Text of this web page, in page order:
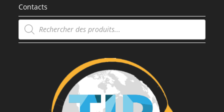
Contacts
Recherche
de
produits